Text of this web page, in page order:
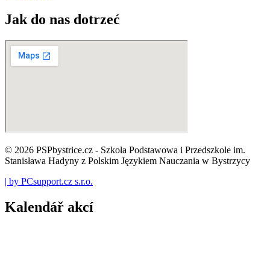
Jak do nas dotrzeć
© 2026 PSPbystrice.cz - Szkoła Podstawowa i Przedszkole im.
Stanisława Hadyny z Polskim Językiem Nauczania w Bystrzycy
| by PCsupport.cz s.r.o.
Kalendář akcí